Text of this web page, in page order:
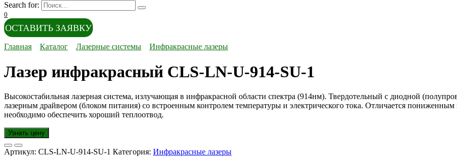
Search for:
0
ОСТАВИТЬ ЗАЯВКУ
Главная Каталог Лазерные системы Инфракрасные лазеры
Лазер инфракрасный CLS-LN-U-914-SU-1
Высокостабильная лазерная система, излучающая в инфракрасной области спектра (914нм). Твердотельный с диодной
лазерным драйвером (блоком питания) со встроенным контролем температуры и электрического тока. Отличается
необходимо обеспечить хороший теплоотвод.
Узнать цену
Артикул: CLS-LN-U-914-SU-1 Категория: Инфракрасные лазеры